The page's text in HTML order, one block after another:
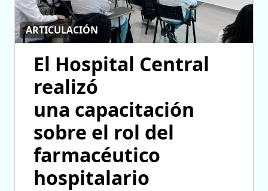
ARTICULACIÓN
El Hospital Central
realizó
una capacitación
sobre el rol del
farmacéutico
hospitalario